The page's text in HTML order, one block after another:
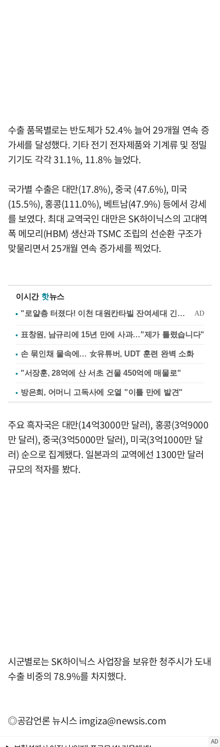
수출 품목별로는 반도체가 52.4% 늘어 29개월 연속 증
가세를 달성했다. 기타 전기 전자제품와 기계류 및 정밀
기기도 각각 31.1%, 11.8% 늘었다.
국가별 수출은 대만(17.8%), 중국 (47.6%), 미국
(15.5%), 홍콩(111.0%), 베트남(47.9%) 등에서 강세
를 보였다. 최대 교역국인 대만은 SK하이닉스의 고대역
폭 메모리(HBM) 생산과 TSMC 조립의 선순환 구조가
맞물리면서 25개월 연속 증가세를 찍었다.
이시간 핫뉴스
표창원, 남규리에 15년 만에 사과…"제가 틀렸습니다"
손 묶인채 물속에… 女유튜버, UDT 훈련 완벽 소화
"서장훈, 28억에 산 서초 건물 450억에 매물로"
방은희, 어머니 고독사에 오열 "이틀 만에 발견"
주요 흑자국은 대만(14억3000만 달러), 홍콩(3억9000
만 달러), 중국(3억5000만 달러), 미국(3억1000만 달
러) 순으로 집계됐다. 일본과의 교역에선 1300만 달러
규모의 적자를 봤다.
시군별로는 SK하이닉스 사업장을 보유한 청주시가 도내
수출 비중의 78.9%를 차지했다.
◎공감언론 뉴시스imgiza@newsis.com